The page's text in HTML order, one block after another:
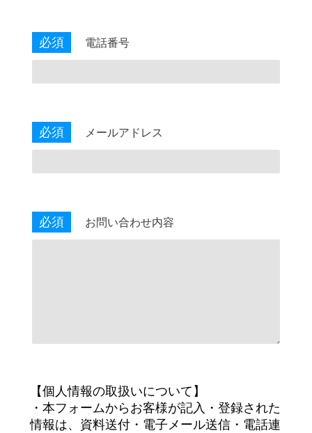
必須 電話番号
必須 メールアドレス
必須 お問い合わせ内容
【個人情報の取扱いについて】
・本フォームからお客様が記入・登録された
情報は、資料送付・電子メール送信・電話連